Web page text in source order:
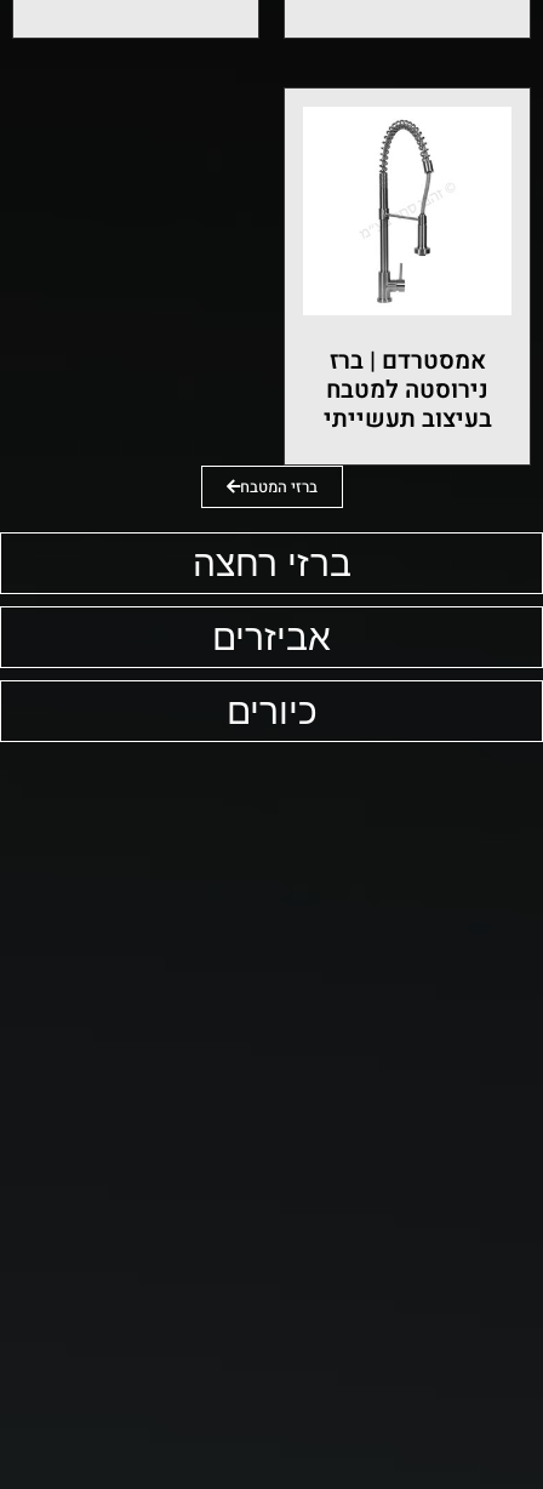
ברזי רחצה
אביזרים
כיורים
אמסטרדם | ברז
נירוסטה למטבח
בעיצוב תעשייתי
ברזי המטבח